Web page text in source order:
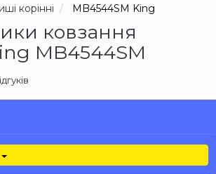
корінні MB4544SM King
ковзання
MB4544SM